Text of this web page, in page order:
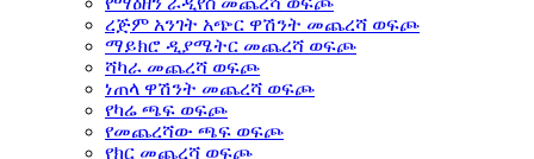
ረጅም አንገት አጭር ዋሽንት መጨረሻ ወፍጮ
ማይክሮ ዲያሜትር መጨረሻ ወፍጮ
ሻካራ መጨረሻ ወፍጮ
ነጠላ ዋሽንት መጨረሻ ወፍጮ
የካሬ ጫፍ ወፍጮ
የመጨረሻው ጫፍ ወፍጮ
የክር መጨረሻ ወፍጮ